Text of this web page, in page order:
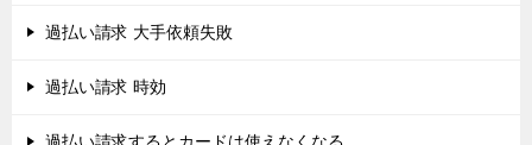
過払い請求 大手依頼失敗
過払い請求 時効